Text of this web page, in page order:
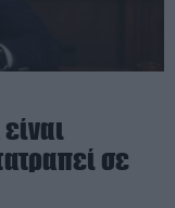
σε